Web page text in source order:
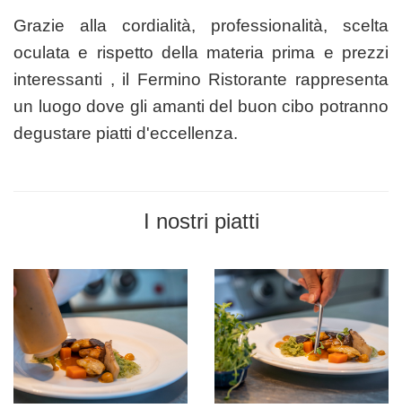
Grazie alla cordialità, professionalità, scelta
oculata e rispetto della materia prima e prezzi
interessanti , il Fermino Ristorante rappresenta
un luogo dove gli amanti del buon cibo potranno
degustare piatti d'eccellenza.
I nostri piatti